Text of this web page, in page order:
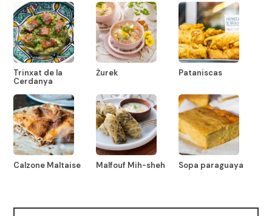
Trinxat de la
Cerdanya
Żurek Pataniscas
Calzone Maltaise Malfouf Mih-sheh Sopa paraguaya